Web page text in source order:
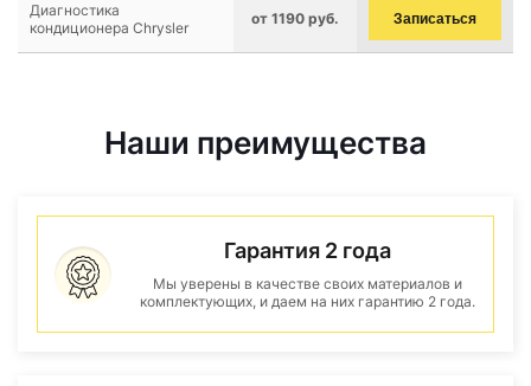
Диагностика
кондиционера Chrysler
от 1190 руб. Записаться
Наши преимущества
Гарантия 2 года
Мы уверены в качестве своих материалов и
комплектующих, и даем на них гарантию 2 года.